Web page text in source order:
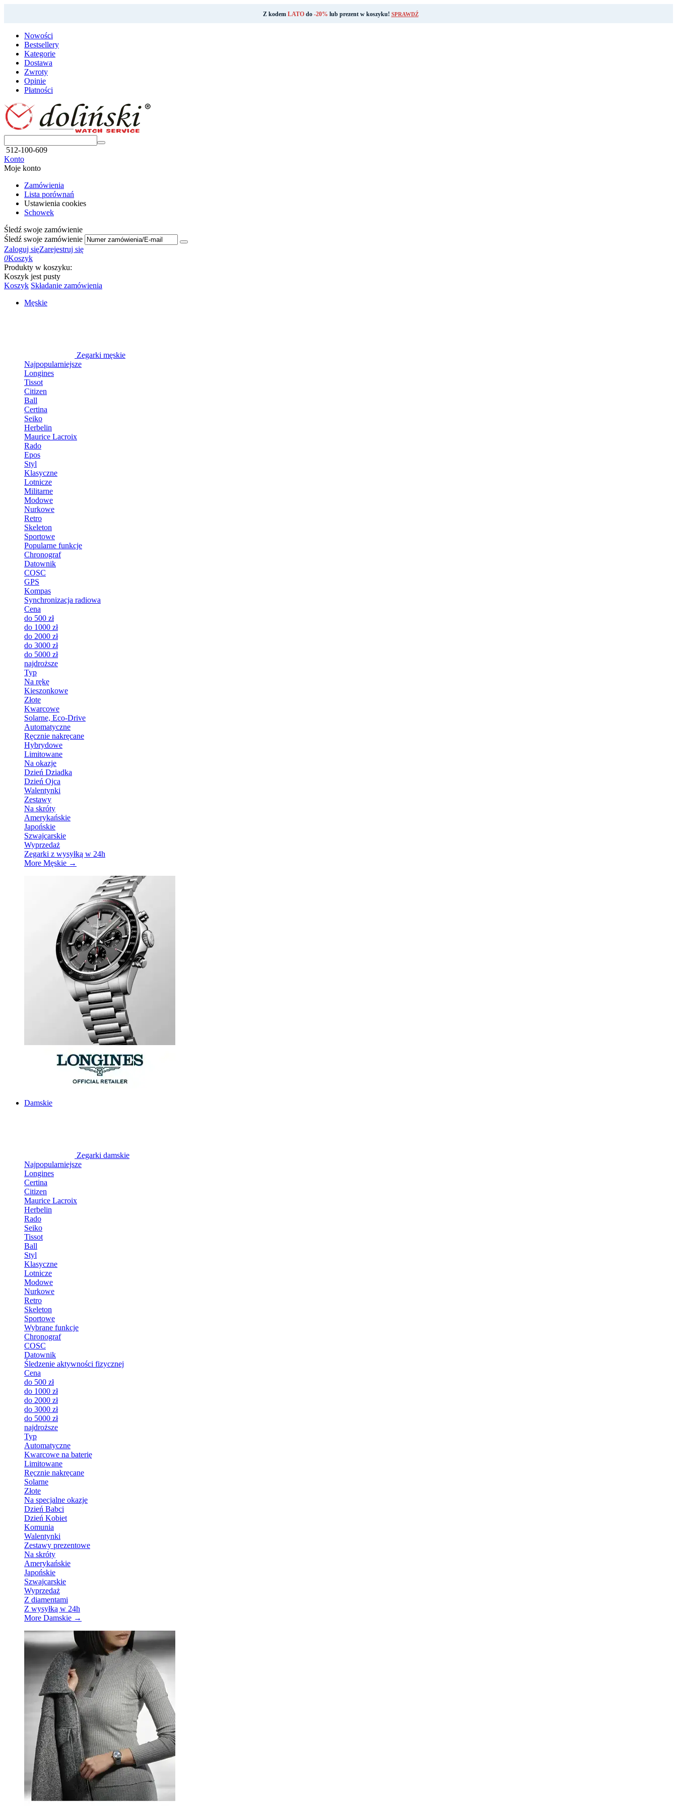
Z kodem LATOdo -20% lub prezent w koszyku! SPRAWDŹ
Nowości
Bestsellery
Kategorie
Dostawa
Zwroty
Opinie
Płatności
512-100-609
Konto
Moje konto
Zamówienia
Lista porównań
Ustawienia cookies
Schowek
Śledź swoje zamówienie
Śledź swoje zamówienie
Zaloguj sięZarejestruj się
0Koszyk
Produkty w koszyku:
Koszyk jest pusty
Koszyk Składanie zamówienia
Męskie
Zegarki męskie
Najpopularniejsze
Longines
Tissot
Citizen
Ball
Certina
Seiko
Herbelin
Maurice Lacroix
Rado
Epos
Styl
Klasyczne
Lotnicze
Militarne
Modowe
Nurkowe
Retro
Skeleton
Sportowe
Popularne funkcje
Chronograf
Datownik
COSC
GPS
Kompas
Synchronizacja radiowa
Cena
do 500 zł
do 1000 zł
do 2000 zł
do 3000 zł
do 5000 zł
najdroższe
Typ
Na rękę
Kieszonkowe
Złote
Kwarcowe
Solarne, Eco-Drive
Automatyczne
Ręcznie nakręcane
Hybrydowe
Limitowane
Na okazje
Dzień Dziadka
Dzień Ojca
Walentynki
Zestawy
Na skróty
Amerykańskie
Japońskie
Szwajcarskie
Wyprzedaż
Zegarki z wysyłką w 24h
More Męskie →
Damskie
Zegarki damskie
Najpopularniejsze
Longines
Certina
Citizen
Maurice Lacroix
Herbelin
Rado
Seiko
Tissot
Ball
Styl
Klasyczne
Lotnicze
Modowe
Nurkowe
Retro
Skeleton
Sportowe
Wybrane funkcje
Chronograf
COSC
Datownik
Śledzenie aktywności fizycznej
Cena
do 500 zł
do 1000 zł
do 2000 zł
do 3000 zł
do 5000 zł
najdroższe
Typ
Automatyczne
Kwarcowe na baterię
Limitowane
Ręcznie nakręcane
Solarne
Złote
Na specjalne okazje
Dzień Babci
Dzień Kobiet
Komunia
Walentynki
Zestawy prezentowe
Na skróty
Amerykańskie
Japońskie
Szwajcarskie
Wyprzedaż
Z diamentami
Z wysyłką w 24h
More Damskie →